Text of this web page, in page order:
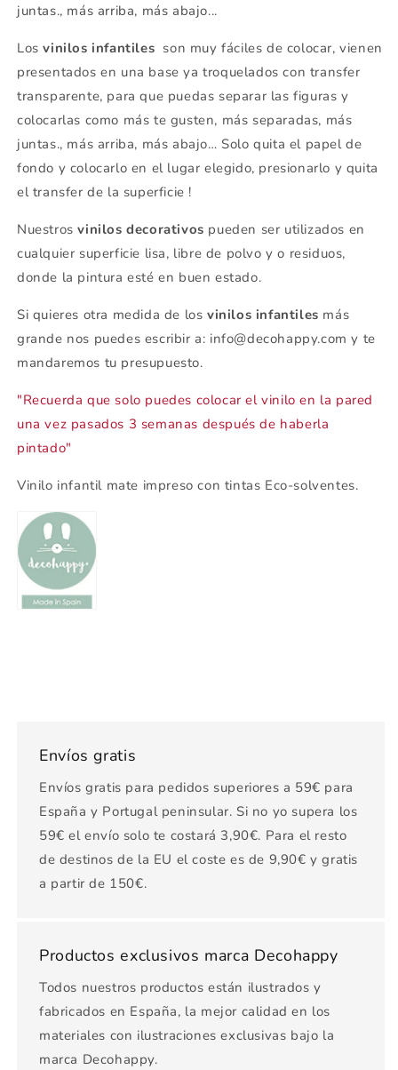
juntas., más arriba, más abajo...
Losvinilos infantiles son muy fáciles de colocar, vienen
presentados en una base ya troquelados con transfer
transparente, para que puedas separar las figuras y
colocarlas como más te gusten, más separadas, más
juntas., más arriba, más abajo… Solo quita el papel de
fondo y colocarlo en el lugar elegido, presionarlo y quita
el transfer de la superficie !
Nuestrosvinilos decorativos pueden ser utilizados en
cualquier superficie lisa, libre de polvo y o residuos,
donde la pintura esté en buen estado.
Si quieres otra medida de los vinilos infantiles más
grande nos puedes escribir a: info@decohappy.com y te
mandaremos tu presupuesto.
"Recuerda que solo puedes colocar el vinilo en la pared
una vez pasados 3 semanas después de haberla
pintado"
Vinilo infantil mate impreso con tintas Eco-solventes.
Envíos gratis
Envíos gratis para pedidos superiores a 59€ para
España y Portugal peninsular. Si no yo supera los
59€ el envío solo te costará 3,90€. Para el resto
de destinos de la EU el coste es de 9,90€ y gratis
a partir de 150€.
Productos exclusivos marca Decohappy
Todos nuestros productos están ilustrados y
fabricados en España, la mejor calidad en los
materiales con ilustraciones exclusivas bajo la
marca Decohappy.